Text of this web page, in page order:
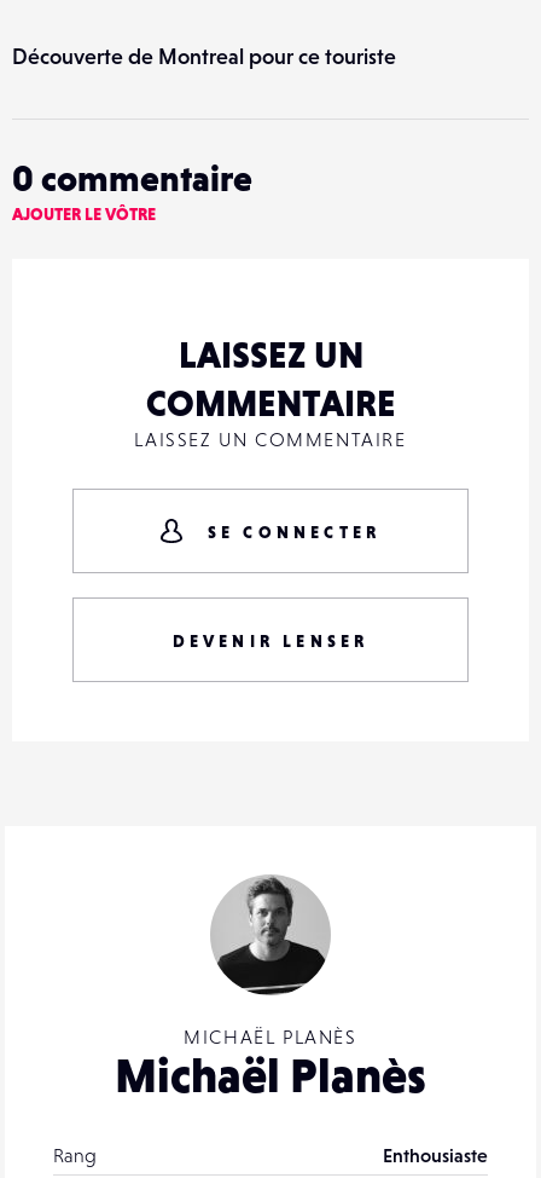
MICHAËL PLANÈS
Michaël Planès
Rang
Enthousiaste
Découverte de Montreal pour ce touriste
0 commentaire
AJOUTER LE VÔTRE
LAISSEZ UN
COMMENTAIRE
LAISSEZ UN COMMENTAIRE
SE CONNECTER
DEVENIR LENSER